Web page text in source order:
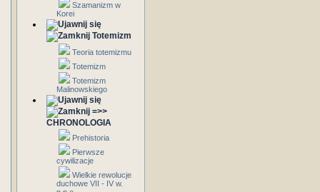
Szamanizm w
Korei
Totemizm
Teoria totemizmu
Totemizm
Totemizm
Malinowskiego
=>>
CHRONOLOGIA
Prehistoria
Pierwsze
cywilizacje
Wielkie rewolucje
duchowe VII - IV w.